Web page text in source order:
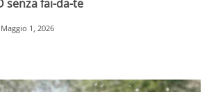
senza fai-da-te
Maggio 1, 2026